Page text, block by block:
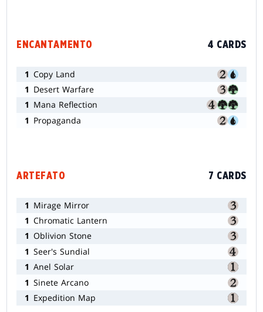
ENCANTAMENTO 4 CARDS
1 Copy Land
1 Desert Warfare
1 Mana Reflection
1 Propaganda
ARTEFATO 7 CARDS
1 Mirage Mirror
1 Chromatic Lantern
1 Oblivion Stone
1 Seer's Sundial
1 Anel Solar
1 Sinete Arcano
1 Expedition Map